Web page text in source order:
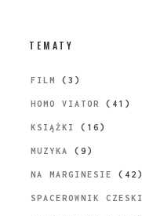
TEMATY
FILM (3)
HOMO VIATOR (41)
KSIĄŻKI (16)
MUZYKA (9)
NA MARGINESIE (42)
SPACEROWNIK CZESKI